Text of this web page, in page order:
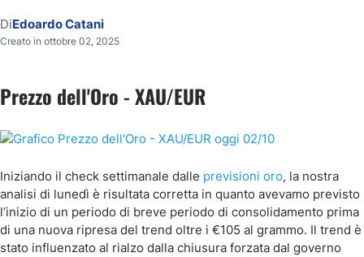
DiEdoardo Catani
Creato in ottobre 02, 2025
Prezzo dell'Oro - XAU/EUR
Iniziando il check settimanale dalle previsioni oro, la nostra
analisi di lunedì è risultata corretta in quanto avevamo previsto
l’inizio di un periodo di breve periodo di consolidamento prima
di una nuova ripresa del trend oltre i €105 al grammo. Il trend è
stato influenzato al rialzo dalla chiusura forzata dal governo